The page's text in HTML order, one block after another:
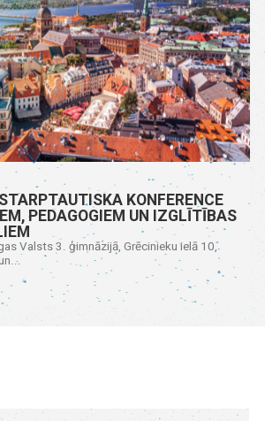
KONFERENCE
PEDAGOGIEM UN IZGLĪTĪBAS
Valsts 3. ģimnāzijā, Grēcinieku ielā 10,